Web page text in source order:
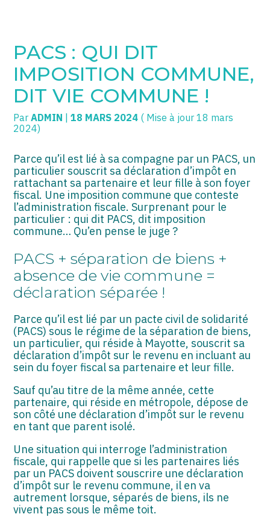
SOGECC – Noisy
SOGECC – République
SOGECC – Turbigo
COMMERÇANTS
GROUPE
SCI / LMNP
HOLDING
PARTICULIERS
EXPATRIÉ NON RÉSIDANT
ASSOCIATIONS
START-UP
SECTEUR AUDIOVISUEL
Gérer votre quotidien
Piloter votre entreprise
Développer votre entreprise
Être prêt pour la facturation
électronique
PACS : QUI DIT
IMPOSITION COMMUNE,
DIT VIE COMMUNE !
ParADMIN |18 MARS 2024 ( Mise à jour 18 mars
2024)
Parce qu’il est lié à sa compagne par un PACS, un
particulier souscrit sa déclaration d’impôt en
rattachant sa partenaire et leur fille à son foyer
fiscal. Une imposition commune que conteste
l’administration fiscale. Surprenant pour le
particulier : qui dit PACS, dit imposition
commune… Qu’en pense le juge ?
PACS + séparation de biens +
absence de vie commune =
déclaration séparée !
Parce qu’il est lié par un pacte civil de solidarité
(PACS) sous le régime de la séparation de biens,
un particulier, qui réside à Mayotte, souscrit sa
déclaration d’impôt sur le revenu en incluant au
sein du foyer fiscal sa partenaire et leur fille.
Sauf qu’au titre de la même année, cette
partenaire, qui réside en métropole, dépose de
son côté une déclaration d’impôt sur le revenu
en tant que parent isolé.
Une situation qui interroge l’administration
fiscale, qui rappelle que si les partenaires liés
par un PACS doivent souscrire une déclaration
d’impôt sur le revenu commune, il en va
autrement lorsque, séparés de biens, ils ne
vivent pas sous le même toit.